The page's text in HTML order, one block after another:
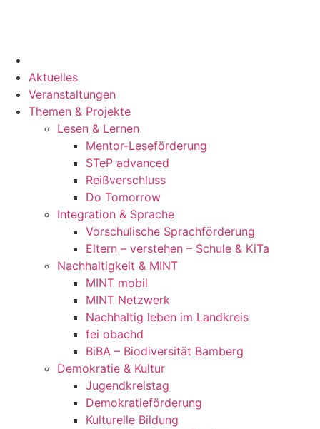
Aktuelles
Veranstaltungen
Themen & Projekte
Lesen & Lernen
Mentor-Leseförderung
STeP advanced
Reißverschluss
Do Tomorrow
Integration & Sprache
Vorschulische Sprachförderung
Eltern – verstehen – Schule & KiTa
Nachhaltigkeit & MINT
MINT mobil
MINT Netzwerk
Nachhaltig leben im Landkreis
fei obachd
BiBA – Biodiversität Bamberg
Demokratie & Kultur
Jugendkreistag
Demokratieförderung
Kulturelle Bildung